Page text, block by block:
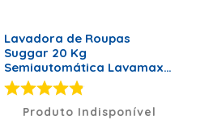
Lavadora de Roupas
Suggar 20 Kg
Semiautomática Lavamax
Eco Preta LE2001PT – 127
Volts
Produto Indisponível